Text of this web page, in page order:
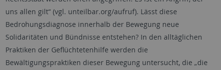
uns allen gilt“ (vgl. unteilbar.org/aufruf). Lässt diese
Bedrohungsdiagnose innerhalb der Bewegung neue
Solidaritäten und Bündnisse entstehen? In den alltäglichen
Praktiken der Geflüchtetenhilfe werden die
Bewältigungspraktiken dieser Bewegung untersucht, die „die